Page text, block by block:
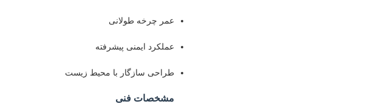
عمر چرخه طولانی
عملکرد ایمنی پیشرفته
طراحی سازگار با محیط زیست
مشخصات فنی